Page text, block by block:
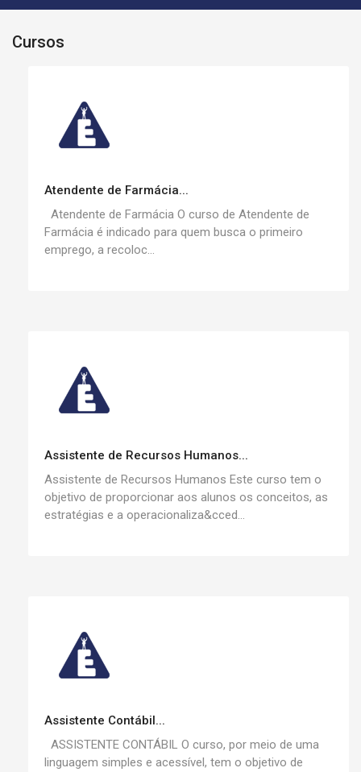
Cursos
Atendente de Farmácia...
Atendente de Farmácia O curso de Atendente de
Farmácia é indicado para quem busca o primeiro
emprego, a recoloc...
Assistente de Recursos Humanos...
Assistente de Recursos Humanos Este curso tem o
objetivo de proporcionar aos alunos os conceitos, as
estratégias e a operacionaliza&cced...
Assistente Contábil...
ASSISTENTE CONTÁBIL O curso, por meio de uma
linguagem simples e acessível, tem o objetivo de